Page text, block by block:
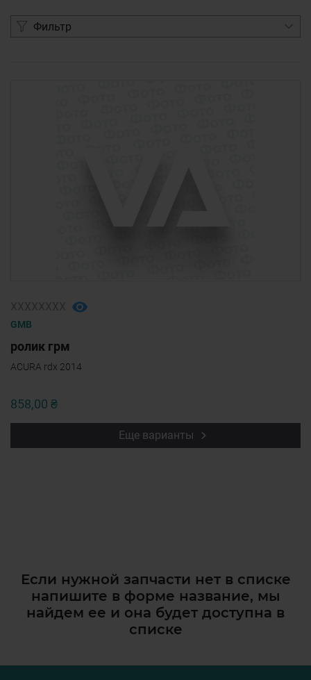
Фильтр
GMB
ролик грм
ACURA rdx 2014
858,00 ₴
Еще варианты
Если нужной запчасти нет в списке
напишите в форме название, мы
найдем ее и она будет доступна в
списке